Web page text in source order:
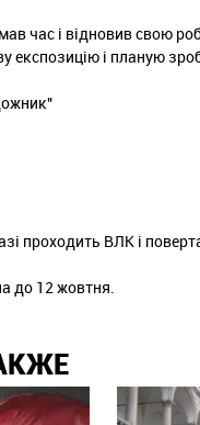
час і відновив свою
експозицію і планую
проходить ВЛК і
до 12 жовтня.